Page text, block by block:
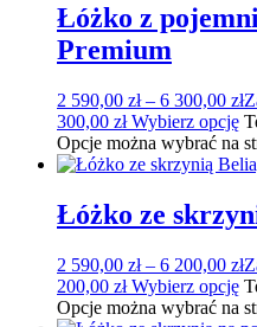
Łóżko z
Premium
2 590,00 zł – 6 300,00 zł
300,00 zł Wybierz opcję
Opcje można wybrać na
Łóżko ze
2 590,00 zł – 6 200,00 zł
200,00 zł Wybierz opcję
Opcje można wybrać na